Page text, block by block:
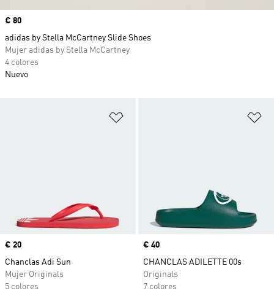
Precio
€ 20
Chanclas Adi Sun
Mujer Originals
5 colores
Precio
€ 40
CHANCLAS ADILETTE 00s
Originals
7 colores
Precio
€ 80
adidas by Stella McCartney Slide Shoes
Mujer adidas by Stella McCartney
4 colores
Nuevo